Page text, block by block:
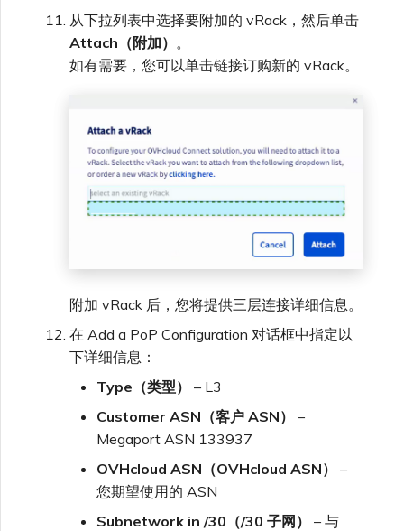
从下拉列表中选择要附加的 vRack，然后单击
Attach（附加） 。
如有需要，您可以单击链接订购新的 vRack。
附加 vRack 后，您将提供三层连接详细信息。
在 Add a PoP Configuration 对话框中指定以
下详细信息：
Type（类型）
– L3
Customer ASN（客户 ASN）
–
Megaport ASN 133937
OVHcloud ASN（OVHcloud ASN）
–
您期望使用的 ASN
Subnetwork in /30（/30 子网）
– 与